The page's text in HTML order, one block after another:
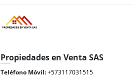
Propiedades en Venta SAS
Teléfono Móvil:+573117031515